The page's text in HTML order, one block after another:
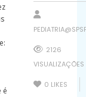
é
2126
VISUALIZAÇÕES
0 LIKES